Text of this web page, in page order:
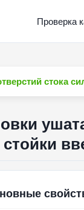
Проверка
стока